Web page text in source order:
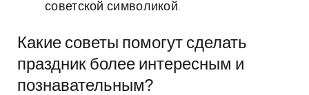
советской символикой.
Какие советы помогут сделать
праздник более интересным и
познавательным?